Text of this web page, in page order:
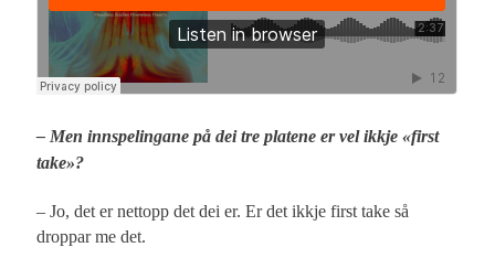
– Men innspelingane på dei tre platene er vel ikkje «first
take»?
– Jo, det er nettopp det dei er. Er det ikkje first take så
droppar me det.